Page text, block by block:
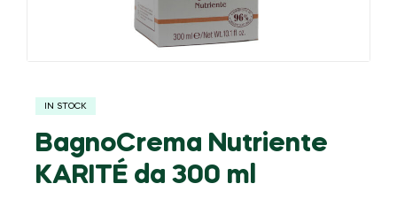
IN STOCK
BagnoCrema Nutriente
KARITÉ da 300 ml